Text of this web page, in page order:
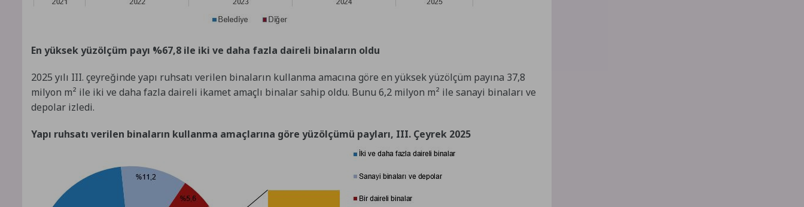
En yüksek yüzölçüm payı %67,8 ile iki ve daha fazla daireli binaların oldu
2025 yılı III. çeyreğinde yapı ruhsatı verilen binaların kullanma amacına göre en yüksek yüzölçüm payına 37,8
milyon m² ile iki ve daha fazla daireli ikamet amaçlı binalar sahip oldu. Bunu 6,2 milyon m² ile sanayi binaları ve
depolar izledi.
Yapı ruhsatı verilen binaların kullanma amaçlarına göre yüzölçümü payları, III. Çeyrek 2025